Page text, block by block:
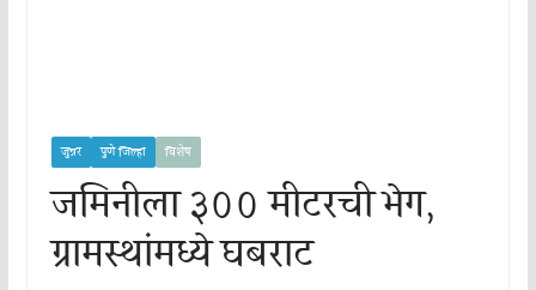
जुन्नर पुणे जिल्हा विशेष
जमिनीला ३०० मीटरची भेग,
ग्रामस्थांमध्ये घबराट